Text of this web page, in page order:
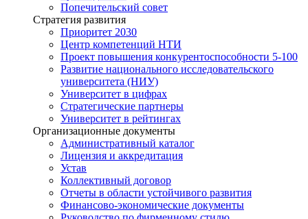
Попечительский совет
Стратегия развития
Приоритет 2030
Центр компетенций НТИ
Проект повышения конкурентоспособности 5-100
Развитие национального исследовательского
университета (НИУ)
Университет в цифрах
Стратегические партнеры
Университет в рейтингах
Организационные документы
Административный каталог
Лицензия и аккредитация
Устав
Коллективный договор
Отчеты в области устойчивого развития
Финансово-экономические документы